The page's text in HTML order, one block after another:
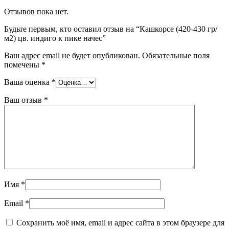
Отзывов пока нет.
Будьте первым, кто оставил отзыв на “Кашкорсе (420-430 гр/
м2) цв. индиго к пике начес”
Ваш адрес email не будет опубликован. Обязательные поля
помечены *
Ваша оценка *
Ваш отзыв *
Имя *
Email *
Сохранить моё имя, email и адрес сайта в этом браузере для